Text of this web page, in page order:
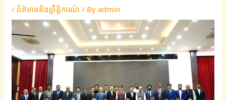
/ ព័ត៌មាននិងព្រឹត្តិការណ៍ / Byadmin